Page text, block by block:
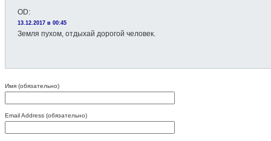
OD:
13.12.2017 в 00:45
Земля пухом, отдыхай дорогой человек.
Имя (обязательно)
Email Address (обязательно)